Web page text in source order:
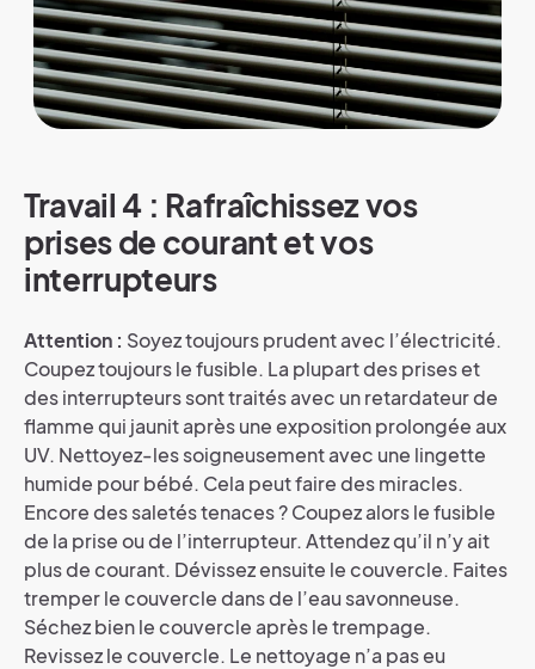
Travail 4 : Rafraîchissez vos
prises de courant et vos
interrupteurs
Attention : Soyez toujours prudent avec l’électricité.
Coupez toujours le fusible. La plupart des prises et
des interrupteurs sont traités avec un retardateur de
flamme qui jaunit après une exposition prolongée aux
UV. Nettoyez-les soigneusement avec une lingette
humide pour bébé. Cela peut faire des miracles.
Encore des saletés tenaces ? Coupez alors le fusible
de la prise ou de l’interrupteur. Attendez qu’il n’y ait
plus de courant. Dévissez ensuite le couvercle. Faites
tremper le couvercle dans de l’eau savonneuse.
Séchez bien le couvercle après le trempage.
Revissez le couvercle. Le nettoyage n’a pas eu